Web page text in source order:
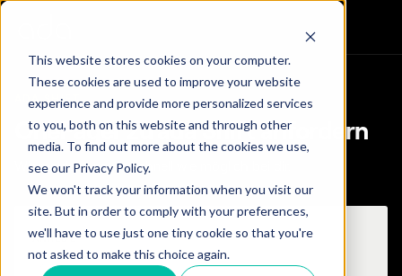
This website stores cookies on your computer.
These cookies are used to improve your website
experience and provide more personalized services
to you, both on this website and through other
media. To find out more about the cookies we use,
see our Privacy Policy.
We won't track your information when you visit our
site. But in order to comply with your preferences,
we'll have to use just one tiny cookie so that you're
not asked to make this choice again.
ADA SHIFT
OnePager zu ada Shift anfordern
Wir melden uns, so schnell wie möglich bei dir.
ANREDE
Frau